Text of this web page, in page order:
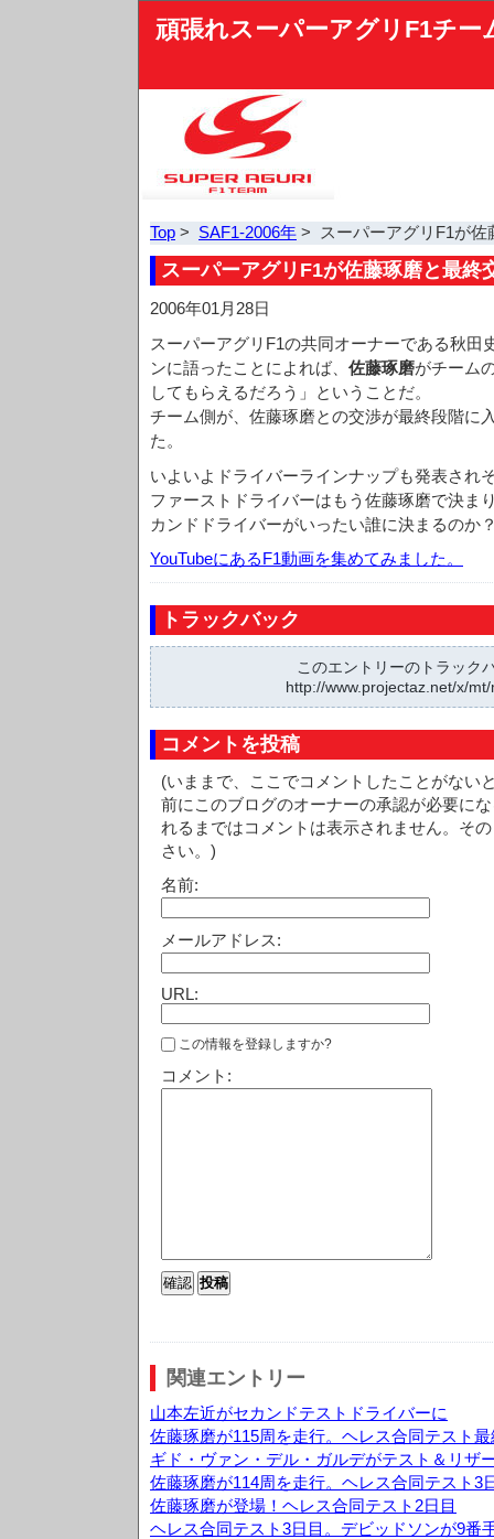
頑張れスーパーアグリF1チー
Top > SAF1-2006年 > スーパーアグリF1が佐
スーパーアグリF1が佐藤琢磨と最終
2006年01月28日
スーパーアグリF1の共同オーナーである秋田
ンに語ったことによれば、 佐藤琢磨がチーム
してもらえるだろう」ということだ。
チーム側が、佐藤琢磨との交渉が最終段階に
た。
いよいよドライバーラインナップも発表され
ファーストドライバーはもう佐藤琢磨で決ま
カンドドライバーがいったい誰に決まるのか
YouTubeにあるF1動画を集めてみました。
トラックバック
このエントリーのトラック
http://www.projectaz.net/x/
コメントを投稿
(いままで、ここでコメントしたことがない
前にこのブログのオーナーの承認が必要に
れるまではコメントは表示されません。そ
さい。)
名前:
メールアドレス:
URL:
この情報を登録しますか?
コメント:
関連エントリー
山本左近がセカンドテストドライバーに
佐藤琢磨が115周を走行。ヘレス合同テスト
ギド・ヴァン・デル・ガルデがテスト＆リザ
佐藤琢磨が114周を走行。ヘレス合同テスト3
佐藤琢磨が登場！ヘレス合同テスト2日目
ヘレス合同テスト3日目。デビッドソンが9番